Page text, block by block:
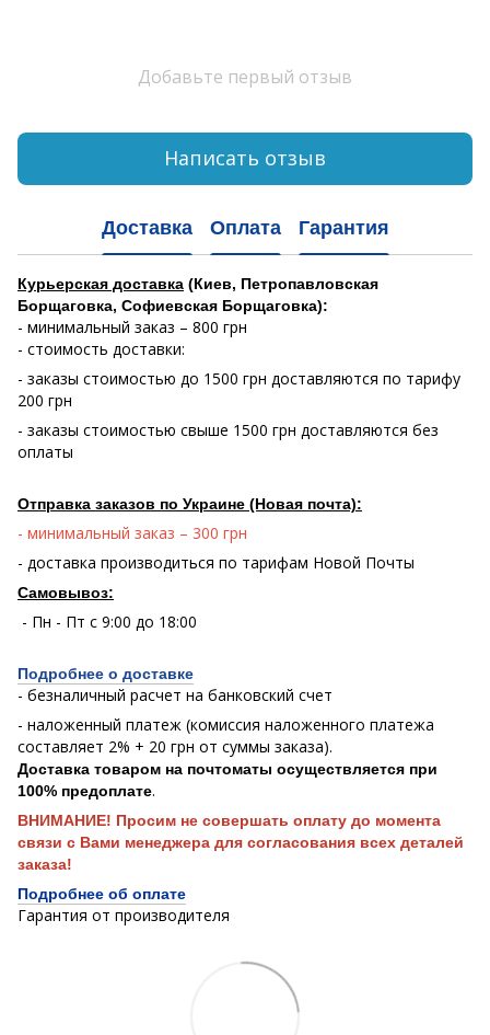
Добавьте первый отзыв
Написать отзыв
Доставка Оплата Гарантия
Курьерская доставка (Киев, Петропавловская
Борщаговка, Софиевская Борщаговка):
- минимальный заказ – 800 грн
- стоимость доставки:
- заказы стоимостью до 1500 грн доставляются по тарифу
200 грн
- заказы стоимостью свыше 1500 грн доставляются без
оплаты
Отправка заказов по Украине (Новая почта):
- минимальный заказ – 300 грн
- доставка производиться по тарифам Новой Почты
Самовывоз:
- Пн - Пт с 9:00 до 18:00
Подробнее о доставке
- безналичный расчет на банковский счет
- наложенный платеж (комиссия наложенного платежа
составляет 2% + 20 грн от суммы заказа).
Доставка товаром на почтоматы осуществляется при
100% предоплате.
ВНИМАНИЕ! Просим не совершать оплату до момента
связи с Вами менеджера для согласования всех деталей
заказа!
Подробнее об оплате
Гарантия от производителя